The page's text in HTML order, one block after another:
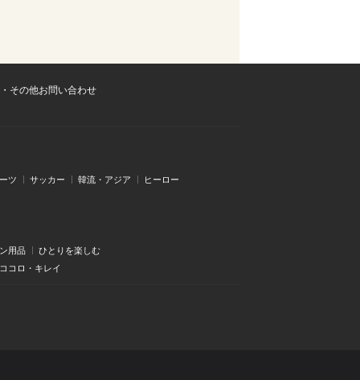
その他お問い合わせ
ツ サッカー 韓流・アジア ヒーロー
用品
ひとりを楽しむ
コロ・キレイ